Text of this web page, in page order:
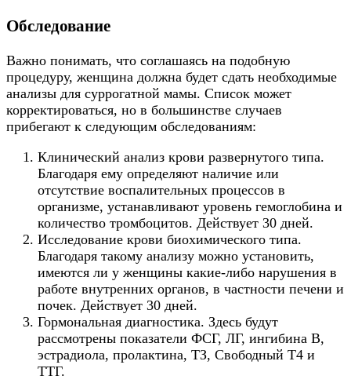
Обследование
Важно понимать, что соглашаясь на подобную
процедуру, женщина должна будет сдать необходимые
анализы для суррогатной мамы. Список может
корректироваться, но в большинстве случаев
прибегают к следующим обследованиям:
Клинический анализ крови развернутого типа.
Благодаря ему определяют наличие или
отсутствие воспалительных процессов в
организме, устанавливают уровень гемоглобина и
количество тромбоцитов. Действует 30 дней.
Исследование крови биохимического типа.
Благодаря такому анализу можно установить,
имеются ли у женщины какие-либо нарушения в
работе внутренних органов, в частности печени и
почек. Действует 30 дней.
Гормональная диагностика. Здесь будут
рассмотрены показатели ФСГ, ЛГ, ингибина В,
эстрадиола, пролактина, ТЗ, Свободный Т4 и
ТТГ.